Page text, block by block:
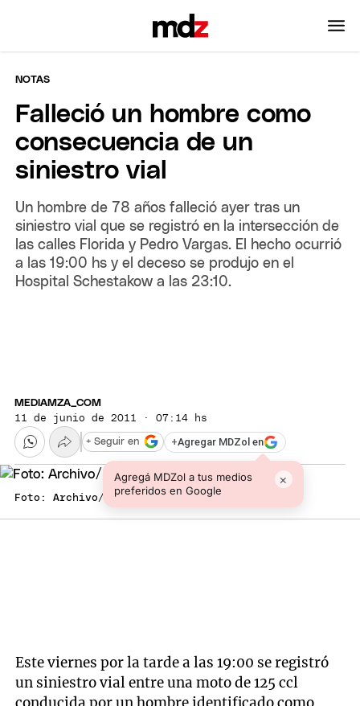
NOTAS
Falleció un hombre como
consecuencia de un
siniestro vial
Un hombre de 78 años falleció ayer tras un
siniestro vial que se registró en la intersección de
las calles Florida y Pedro Vargas. El hecho ocurrió
a las 19:00 hs y el deceso se produjo en el
Hospital Schestakow a las 23:10.
MEDIAMZA_COM
11 de junio de 2011 · 07:14 hs
+Agregar MDZol en
Agregá MDZol a tus medios
preferidos en Google
×
+ Seguir en
Foto: Archivo/ Mediamza.com
Este viernes por la tarde a las 19:00 se registró
un siniestro vial entre una moto de 125 ccl